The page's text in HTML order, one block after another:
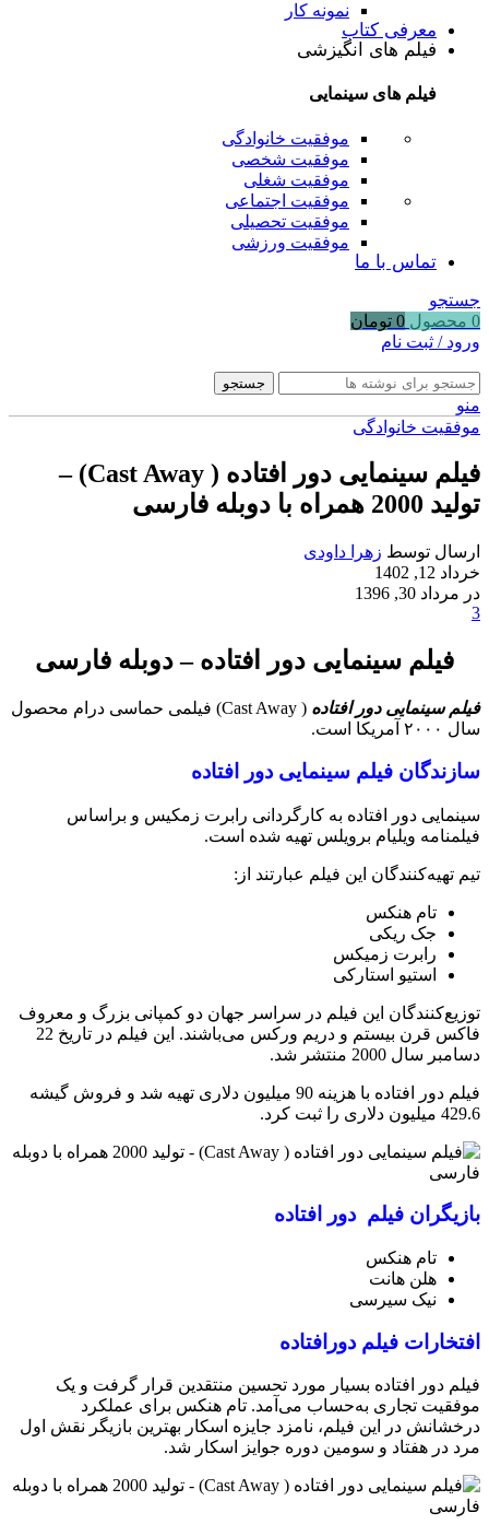
نمونه کار
معرفی کتاب
فیلم های انگیزشی
فیلم های سینمایی
موفقیت خانوادگی
موفقیت شخصی
موفقیت شغلی
موفقیت اجتماعی
موفقیت تحصیلی
موفقیت ورزشی
تماس با ما
جستجو
0 محصول 0 تومان
ورود / ثبت نام
جستجو
منو
موفقیت خانوادگی
فیلم سینمایی دور افتاده ( Cast Away) –
تولید 2000 همراه با دوبله فارسی
ارسال توسط زهرا داودی
خرداد 12, 1402
در مرداد 30, 1396
3
فیلم سینمایی دور افتاده – دوبله فارسی
فیلم سینمایی دور افتاده
( Cast Away) فیلمی حماسی درام محصول
سال ۲۰۰۰ آمریکا است.
سازندگان فیلم سینمایی دور افتاده
سینمایی دور افتاده به کارگردانی رابرت زمکیس و براساس
فیلمنامه ویلیام برویلس تهیه شده است.
تیم تهیه‌کنندگان این فیلم عبارتند از:
تام هنکس
جک ریکی
رابرت زمیکس
استیو استارکی
توزیع‌کنندگان این فیلم در سراسر جهان دو کمپانی بزرگ و معروف
فاکس قرن بیستم و دریم ورکس می‌باشند. این فیلم در تاریخ 22
دسامبر سال 2000 منتشر شد.
فیلم دور افتاده با هزینه 90 میلیون دلاری تهیه شد و فروش گیشه
429.6 میلیون دلاری را ثبت کرد.
بازیگران فیلم دور افتاده
تام هنکس
هلن هانت
نیک سیرسی
افتخارات فیلم دورافتاده
فیلم دور افتاده بسیار مورد تحسین منتقدین قرار گرفت و یک
موفقیت تجاری به‌حساب می‌آمد. تام هنکس برای عملکرد
درخشانش در این فیلم، نامزد جایزه اسکار بهترین بازیگر نقش اول
مرد در هفتاد و سومین دوره جوایز اسکار شد.